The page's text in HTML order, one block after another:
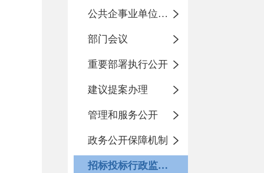
公共企事业单位信息公开
部门会议
重要部署执行公开
建议提案办理
管理和服务公开
政务公开保障机制
招标投标行政监督责任清单